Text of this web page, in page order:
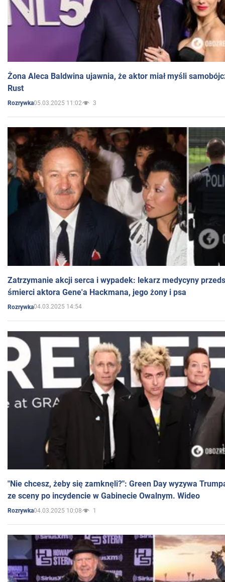
Żona Aleca Baldwina ujawnia, że aktor miał myśli
Rust
Rozrywka05.03.2025 11:02 3
Zatrzymanie akcji serca i wypadek: lekarz medycyny
śmierci aktora Gene'a Hackmana, jego żony i psa
Rozrywka04.03.2025 14:54
"Nie chcesz, żeby się zamknęli?": Green Day wyzywa
ze sceny po incydencie w Gabinecie Owalnym. Wideo
Rozrywka04.03.2025 10:08 1